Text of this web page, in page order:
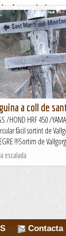
a cardedeu
/ HONDA HRF 450 /
entre CArdedeu
un curt però
escalada
a coll de
/HOND HRF 450 /
fàcil sortint de
!!!Sortim de
escalada
Contacta